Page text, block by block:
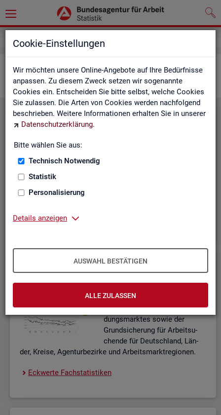
Cookie-Einstellungen
Wir möchten unsere Online-Angebote auf Ihre Bedürfnisse
anpassen. Zu diesem Zweck setzen wir sogenannte
Cookies ein. Entscheiden Sie bitte selbst, welche Cookies
Sie zulassen. Die Arten von Cookies werden nachfolgend
beschrieben. Weitere Informationen erhalten Sie in unserer
Datenschutzerklärung.
Bitte wählen Sie aus:
Technisch Notwendig
Statistik
Personalisierung
Details anzeigen
AUSWAHL BESTÄTIGEN
ALLE ZULASSEN
Ar­beits­markt im Über­blick
Eck­wer­te Ar­beits­markt
Eck­wer­te Ar­beits­markt
Eck­wer­te Fach­sta­tis­ti­ken
bel­len zu den ak­tu­el­len Eck­
wer­ten des Ar­beits- und Aus­bil­
dungs­mark­tes sowie der
Grund­si­che­rung für Ar­beit­su­
chen­de für Deutsch­land, Län­
der, Krei­se, Agen­tur­be­zir­ke und Ar­beits­markt­re­gio­nen.
Eck­wer­te Fach­sta­tis­ti­ken